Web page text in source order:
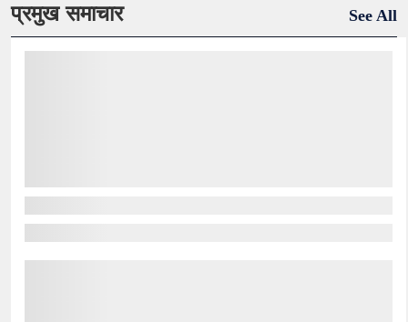
प्रमुख समाचार See All